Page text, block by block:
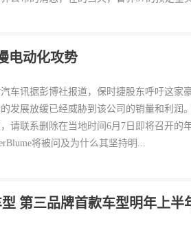
电动化攻势
车讯据彭博社报道，保时捷股东呼吁这家
发展放缓已经威胁到该公司的销量和利润
请联系删除在当地时间6月7日即将召开的
将被问及为什么其坚持明...
第三品牌首款车型明年上半